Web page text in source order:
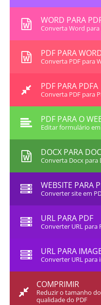
WORD PARA
Converta Word para
PDF PARA
Converta PDF para
PDF PARA PDFA
Converta PDF para
PDF PARA O
Editar formulário em
DOCX PARA DOC
Converta Docx para
WEBSITE PARA
Converter site em
URL PARA PDF
Converter URL para
URL PARA
Converter URL para
COMPRIMIR
Reduzir o tamanho
qualidade do PDF